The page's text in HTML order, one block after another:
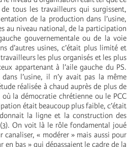
tous les travailleurs qui surgissent,
de la production dans l’usine,
au niveau national, de la participation
gouvernementale ou de la voie
d’autres usines, c’était plus limité et
les plus organisés et les plus
appartenant à l’aile gauche du PS.
l’usine, il n’y avait pas la même
réalisée à chaud auprès de plus de
la démocratie chrétienne ou le PCC
était beaucoup plus faible, c’était
la ligne et la construction des
On voit là le rôle fondamental joué
canaliser, « modérer » mais aussi pour
en bas » qui dépassaient le cadre de la